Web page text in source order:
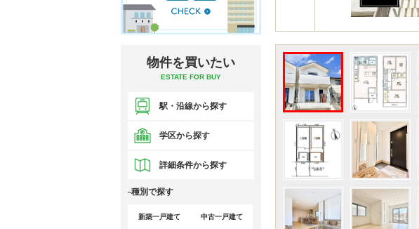
物件を買いたい
ESTATE FOR BUY
駅・沿線から探す
学区から探す
詳細条件から探す
種別で探す
新築一戸建て 中古一戸建て